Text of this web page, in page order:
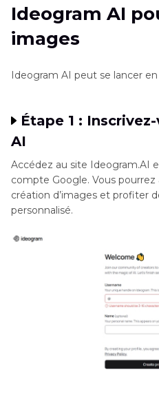
Ideogram AI
images
Ideogram AI peut se lancer
Étape 1 :
AI
Accédez au site Ideogram.AI
compte Google. Vous pourrez
création d’images et profiter
personnalisé.